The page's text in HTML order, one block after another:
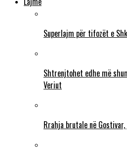
Superlajm për tifozët e
Shtrenjtohet edhe më
Veriut
Rrahja brutale në